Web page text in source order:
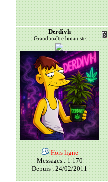
Derdivh
Grand maître botaniste
Hors ligne
Messages : 1 170
Depuis : 24/02/2011